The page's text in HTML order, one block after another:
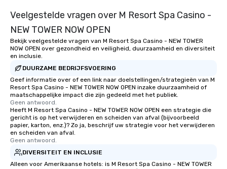
Veelgestelde vragen over M Resort Spa Casino -
NEW TOWER NOW OPEN
Bekijk veelgestelde vragen van M Resort Spa Casino - NEW TOWER
NOW OPEN over gezondheid en veiligheid, duurzaamheid en diversiteit
en inclusie.
DUURZAME BEDRIJFSVOERING
Geef informatie over of een link naar doelstellingen/strategieën van M
Resort Spa Casino - NEW TOWER NOW OPEN inzake duurzaamheid of
maatschappelijke impact die zijn gedeeld met het publiek.
Geen antwoord.
Heeft M Resort Spa Casino - NEW TOWER NOW OPEN een strategie die
gericht is op het verwijderen en scheiden van afval (bijvoorbeeld
papier, karton, enz.)? Zo ja, beschrijf uw strategie voor het verwijderen
en scheiden van afval.
Geen antwoord.
DIVERSITEIT EN INCLUSIE
Alleen voor Amerikaanse hotels: is M Resort Spa Casino - NEW TOWER